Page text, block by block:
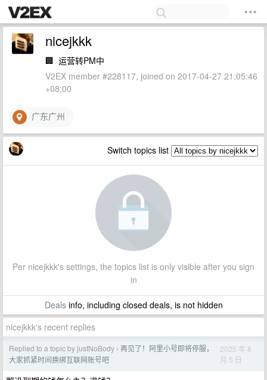
nicejkkk
🏢 运营转PM中
V2EX member #228117, joined on 2017-04-27 21:05:46
+08:00
广东广州
Switch topics list
Per nicejkkk's settings, the topics list is only visible after you sign
in
Dealsinfo, including closed deals, is not hidden
nicejkkk's recent replies
Replied to a topic by justNoBody › 再见了！阿里小号即将停服，
大家抓紧时间换绑互联网账号吧
2025 年 8
月 5 日